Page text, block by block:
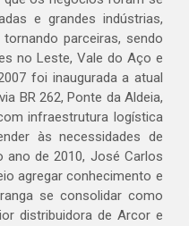
e grandes indústrias,
parceiras, sendo
no Leste, Vale do Aço e
foi inaugurada a atual
BR 262, Ponte da Aldeia,
infraestrutura logística
às necessidades de
de 2010, José Carlos
agregar conhecimento e
se consolidar como
distribuidora de Arcor e